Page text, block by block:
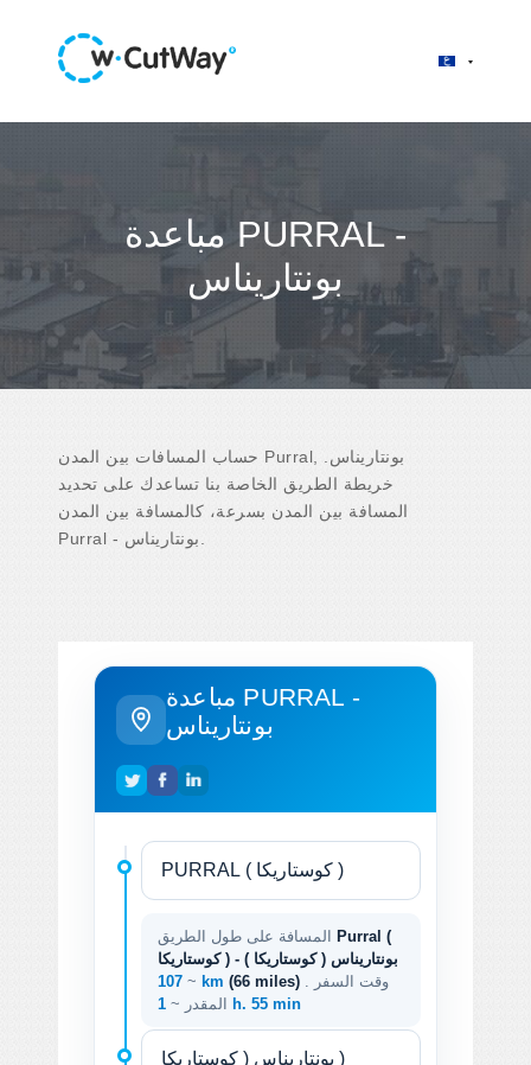
مباعدة PURRAL -
بونتاريناس
حساب المسافات بين المدن Purral, بونتاريناس.
خريطة الطريق الخاصة بنا تساعدك على تحديد
المسافة بين المدن بسرعة، كالمسافة بين المدن
مباعدة PURRAL -
بونتاريناس
Purral (
كوستاريكا ) - بونتاريناس ( كوستاريكا )
~ 107 km (66 miles)
المقدر ~ 1 h. 55 min